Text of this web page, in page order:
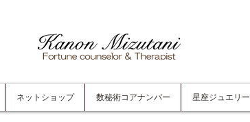
ネットショップ 数秘術コアナンバー 星座ジュエリー